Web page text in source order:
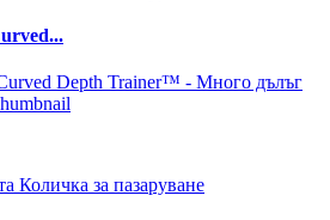
Количка за пазаруване